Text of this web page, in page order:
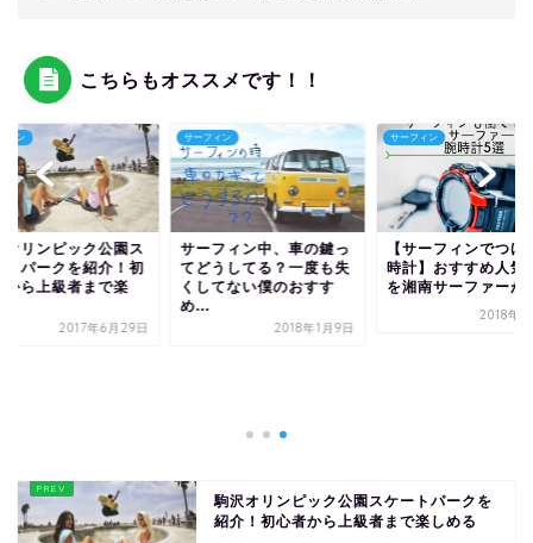
こちらもオススメです！！
ィン
オリンピック公園ス
トパークを紹介！初
から上級者まで楽
2017年6月29日
サーフィン
サーフィン中、車の鍵っ
てどうしてる？一度も失
くしてない僕のおすす
め...
2018年1月9日
サーフィン
【サーフィンでつけ
時計】おすすめ人気
を湘南サーファーが
2018年6
駒沢オリンピック公園スケートパークを
紹介！初心者から上級者まで楽しめる